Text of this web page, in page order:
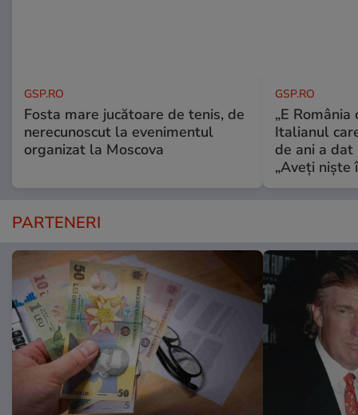
GSP.RO
Fosta mare jucătoare de tenis, de
nerecunoscut la evenimentul
organizat la Moscova
GSP.RO
„E
Italianul
de ani a
„Aveți niște
PARTENERI